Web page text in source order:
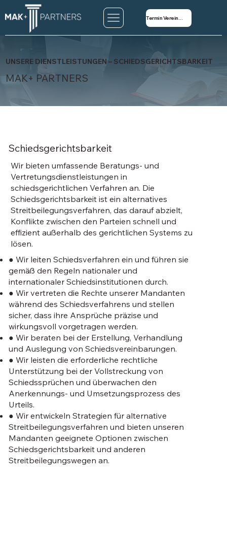
UNSERE DIENSTLEISTUNGEN – SCHIEDSGERICHTSBARKEIT
MAK+ PARTNERS
Schiedsgerichtsbarkeit
Wir bieten umfassende Beratungs- und
Vertretungsdienstleistungen in
schiedsgerichtlichen Verfahren an. Die
Schiedsgerichtsbarkeit ist ein alternatives
Streitbeilegungsverfahren, das darauf abzielt,
Konflikte zwischen den Parteien schnell und
effizient außerhalb des gerichtlichen Systems zu
lösen.
● Wir leiten Schiedsverfahren ein und führen sie
gemäß den Regeln nationaler und
internationaler Schiedsinstitutionen durch.
● Wir vertreten die Rechte unserer Mandanten
während des Schiedsverfahrens und stellen
sicher, dass ihre Ansprüche präzise und
wirkungsvoll vorgetragen werden.
● Wir beraten bei der Erstellung, Verhandlung
und Auslegung von Schiedsvereinbarungen.
● Wir leisten die erforderliche rechtliche
Unterstützung bei der Vollstreckung von
Schiedssprüchen und überwachen den
Anerkennungs- und Umsetzungsprozess des
Urteils.
● Wir entwickeln Strategien für alternative
Streitbeilegungsverfahren und bieten unseren
Mandanten geeignete Optionen zwischen
Schiedsgerichtsbarkeit und anderen
Streitbeilegungswegen an.